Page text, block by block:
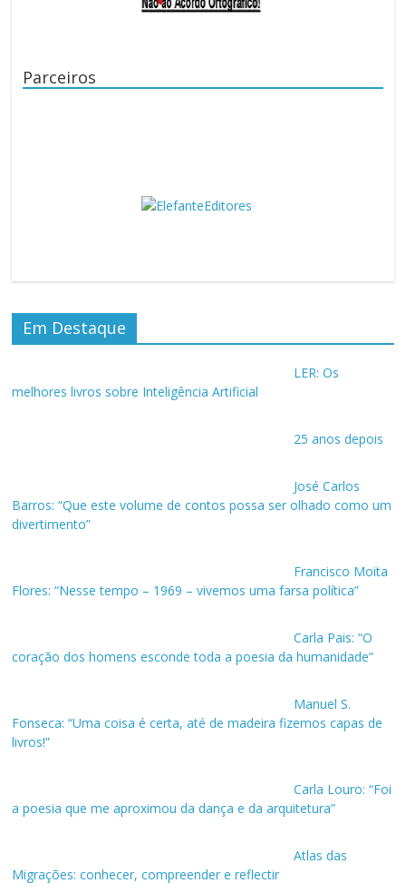
Parceiros
Em Destaque
LER: Os
melhores livros sobre Inteligência Artificial
25 anos depois
José Carlos
Barros: “Que este volume de contos possa ser olhado como um
divertimento”
Francisco Moita
Flores: “Nesse tempo – 1969 – vivemos uma farsa política”
Carla Pais: “O
coração dos homens esconde toda a poesia da humanidade”
Manuel S.
Fonseca: “Uma coisa é certa, até de madeira fizemos capas de
livros!”
Carla Louro: “Foi
a poesia que me aproximou da dança e da arquitetura”
Atlas das
Migrações: conhecer, compreender e reflectir